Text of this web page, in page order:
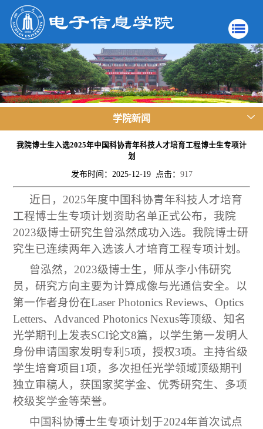
学院新闻
我院博士生入选2025年中国科协青年科技人才培育工程博士生专项计
划
发布时间：2025-12-19 点击： 917
近日， 2025年度中国科协青年科技人才培育
工程博士生专项计划资助名单正式公布，我院
2023级博士研究生曾泓然成功入选。我院博士研
究生已连续两年入选该人才培育工程专项计划。
曾泓然，2023级博士生，师从李小伟研究
员，研究方向主要为计算成像与光通信安全。以
第一作者身份在Laser Photonics Reviews、Optics
Letters、Advanced Photonics Nexus等顶级、知名
光学期刊上发表SCI论文8篇，以学生第一发明人
身份申请国家发明专利5项，授权3项。主持省级
学生培育项目1项，多次担任光学领域顶级期刊
独立审稿人，获国家奖学金、优秀研究生、多项
校级奖学金等荣誉。
中国科协博士生专项计划于2024年首次试点